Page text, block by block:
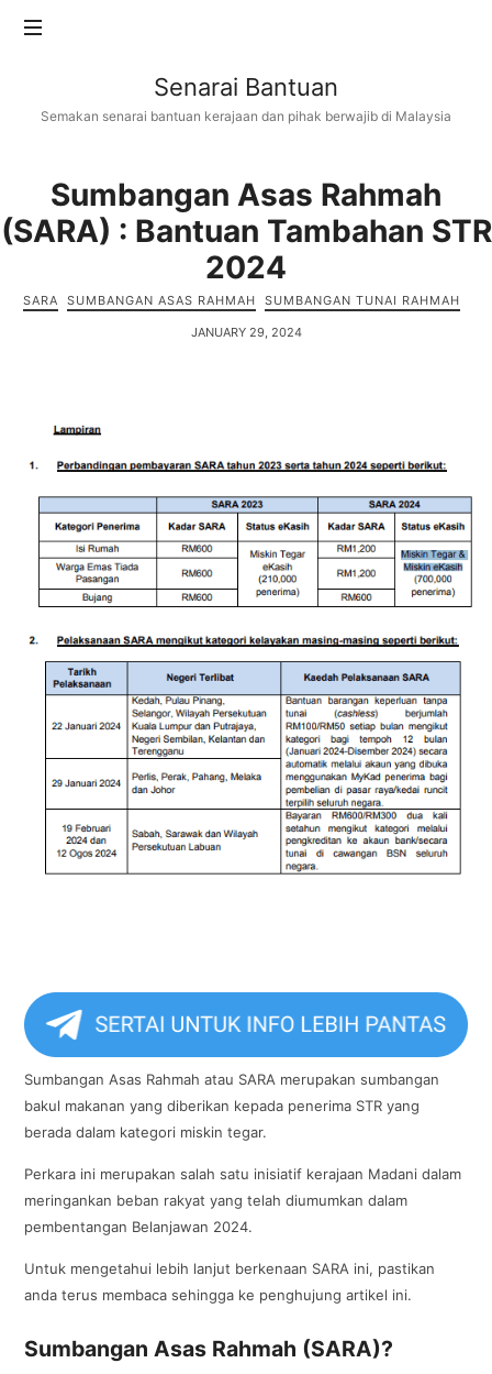
Senarai
Bantuan
Senarai Bantuan
Semakan senarai bantuan kerajaan dan pihak berwajib di Malaysia
Sumbangan Asas Rahmah
(SARA) : Bantuan Tambahan STR
2024
SARA SUMBANGAN ASAS RAHMAH SUMBANGAN TUNAI RAHMAH
JANUARY 29, 2024
Sumbangan Asas Rahmah atau SARA merupakan sumbangan
bakul makanan yang diberikan kepada penerima STR yang
berada dalam kategori miskin tegar.
Perkara ini merupakan salah satu inisiatif kerajaan Madani dalam
meringankan beban rakyat yang telah diumumkan dalam
pembentangan Belanjawan 2024.
Untuk mengetahui lebih lanjut berkenaan SARA ini, pastikan
anda terus membaca sehingga ke penghujung artikel ini.
Sumbangan Asas Rahmah (SARA)?